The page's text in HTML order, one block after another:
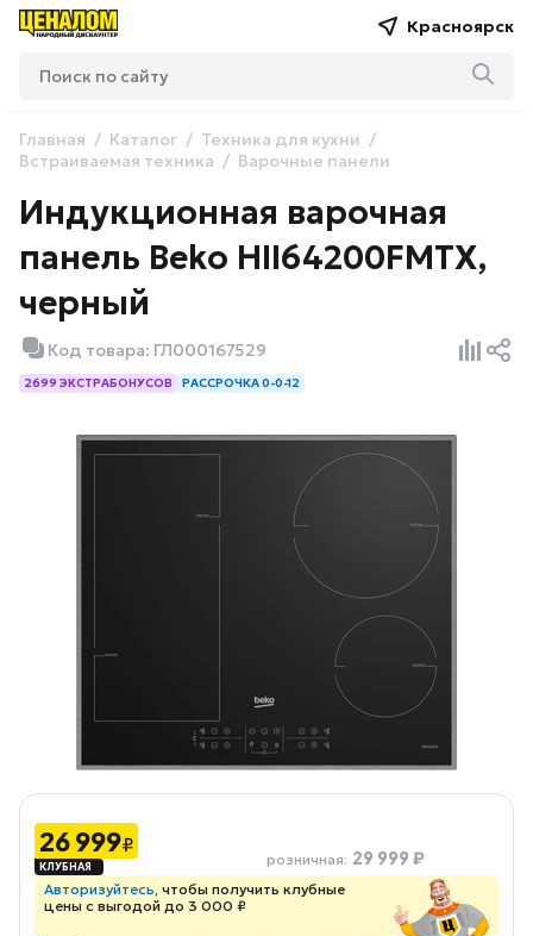
Красноярск
Главная Каталог
Техника для кухни
Встраиваемая техника
Варочные панели
Индукционная варочная
панель Beko HII64200FMTX,
черный
Код товара: ГЛ000167529
2699 ЭКСТРАБОНУСОВ РАССРОЧКА 0-0-12
26 999₽
розничная: 29 999 ₽
Авторизуйтесь, чтобы получить клубные
цены с выгодой до 3 000 ₽